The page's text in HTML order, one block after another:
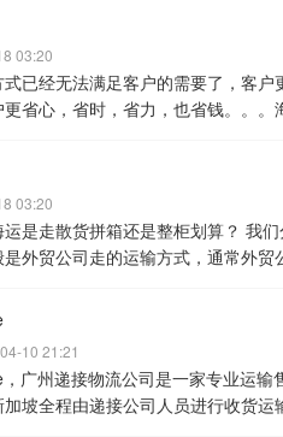
际搬家公司给予的报价，此外还
，有些国际搬家公司是要求开船后
公司协商。下面说一些常见的问
现在有很多国际搬家公司是可以代
发货人资料、运输货物清单、澳洲
物，新家具免税这个可靠么？ 答：
题，。对于新的家具，国际搬家
品申报，且不用缴纳关税。 到澳
看出是全新的物品，即使不是，他
能还会被罚款。
决于你采购的家具总的体积是多
式会比较便宜；如果你采购整个房
Invoice、离任职证明(正本)物品清
价格咨询、确认订单-上门测量、
到加拿大具体相关信息，可以咨询
你量身定制国际私人物品搬家的
价。
后根据你的时间安排，为你选择船
届时会有专业的包装团队携带专用
国际的客服人员会根据你提供的
打到Kumie指定的账户里。
家公司会派人协助客户进行报关，
检验检疫法相当严格，加拿大海关
肉类及未经检验检疫的禽畜等入境
去，建议购买的时候选择电压适
打包服务，一条龙将货物安全运输
，双清关，送货到门，真正省心，
口一切手续进仓、装柜、出口、报
集货，安排货物转运提供便利。4
。5、客户只需提供商品清单与收
州、深圳等珠三角市内可安排车辆
值班，可提供代收货物、整理、快
等服务； 三：运输优势给力1、
关保持良好的密切合作关系，确保
接将集装箱拖运至仓库进行拆箱
助客户卸货拆包清垃圾等服务。
装卸、打包、报关报检等新加坡拼
03:20
已经无法满足客户的需要了，客
省心，省时，省力，也省钱。。
的家具，让商家将家具派送至我司
拿大人生地不熟，存在语言等方面的
，专业海运六年，操作全部手续
，散货拼箱门到门服务！ 一、中国
尔（Montreal），卡尔加里（
柜型，分别有：20GP/40HQ ；
/ 内容积11.8*2.13*2.72（米
务，不限制货物方数，1立方起步
,文件费,码头费，目的港清关费,派
03:20
是走散货拼箱还是整柜划算？ 我
外贸公司走的运输方式，通常外
的情况下，建议选择澳洲散货拼箱
们的一次性会购买很多的家具，货
中国到澳洲海运时间
澳洲阿德莱德的船期大约30天左右
装修材料、自行车、家用电器、衣
10 21:21
广州递接物流公司是一家专业运输
坡全程由递接公司人员进行收货